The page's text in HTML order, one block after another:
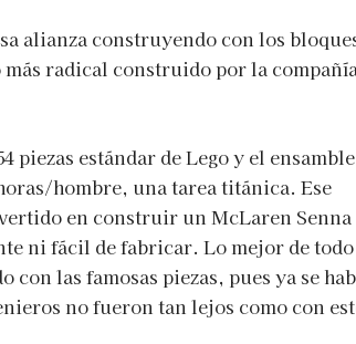
alianza construyendo con los
radical construido por la compañía
estándar de Lego y el
hombre, una tarea titánica. Ese
en construir un McLaren Senna
ni fácil de fabricar. Lo mejor de todo
las famosas piezas, pues ya se
no fueron tan lejos como con